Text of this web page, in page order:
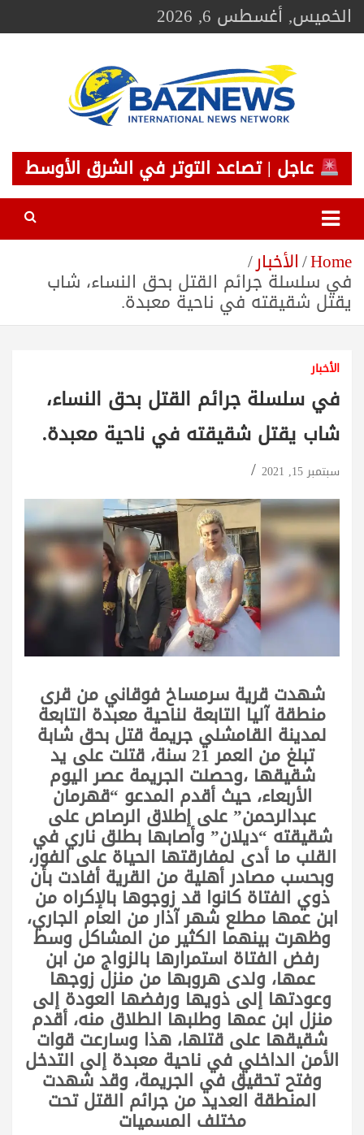
Skip
toالخميس, أغسطس 6, 2026
BAZNEWS
شبكة باز الإخبارية
عاجل | تصاعد التوتر في الشرق الأوسط
Home الأخبار
في سلسلة جرائم القتل بحق النساء، شاب
يقتل شقيقته في ناحية معبدة.
الأخبار
في سلسلة جرائم القتل بحق النساء،
شاب يقتل شقيقته في ناحية معبدة.
سبتمبر 15, 2021
شهدت قرية سرمساخ فوقاني من قرى
منطقة آليا التابعة لناحية معبدة التابعة
لمدينة القامشلي جريمة قتل بحق شابة
تبلغ من العمر 21 سنة، قتلت على يد
شقيقها ،وحصلت الجريمة عصر اليوم
الأربعاء، حيث أقدم المدعو “قهرمان
عبدالرحمن” على إطلاق الرصاص على
شقيقته “ديلان” وأصابها بطلق ناري في
القلب ما أدى لمفارقتها الحياة على الفور،
وبحسب مصادر أهلية من القرية أفادت بأن
ذوي الفتاة كانوا قد زوجوها بالإكراه من
ابن عمها مطلع شهر آذار من العام الجاري،
وظهرت بينهما الكثير من المشاكل وسط
رفض الفتاة استمرارها بالزواج من ابن
عمها، ولدى هروبها من منزل زوجها
وعودتها إلى ذويها ورفضها العودة إلى
منزل ابن عمها وطلبها الطلاق منه، أقدم
شقيقها على قتلها، هذا وسارعت قوات
الأمن الداخلي في ناحية معبدة إلى التدخل
وفتح تحقيق في الجريمة، وقد شهدت
المنطقة العديد من جرائم القتل تحت
مختلف المسميات